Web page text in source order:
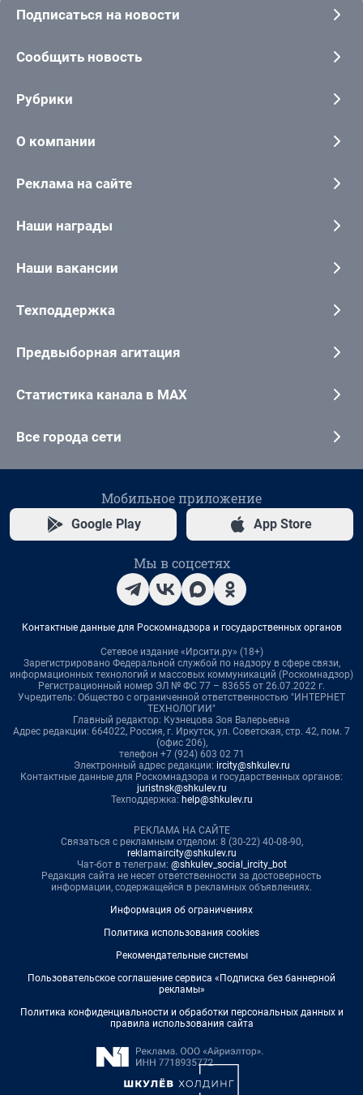
Подписаться на новости
Сообщить новость
Рубрики
О компании
Реклама на сайте
Наши награды
Наши вакансии
Техподдержка
Предвыборная агитация
Статистика канала в MAX
Все города сети
Мобильное приложение
Google Play App Store
Мы в соцсетях
Контактные данные для Роскомнадзора и государственных органов
Сетевое издание «Ирсити.ру» (18+)
Зарегистрировано Федеральной службой по надзору в сфере связи,
информационных технологий и массовых коммуникаций (Роскомнадзор)
Регистрационный номер ЭЛ № ФС 77 – 83655 от 26.07.2022 г.
Учредитель: Общество с ограниченной ответственностью "ИНТЕРНЕТ
ТЕХНОЛОГИИ"
Главный редактор: Кузнецова Зоя Валерьевна
Адрес редакции: 664022, Россия, г. Иркутск, ул. Советская, стр. 42, пом. 7
(офис 206),
телефон +7 (924) 603 02 71
Электронный адрес редакции: ircity@shkulev.ru
Контактные данные для Роскомнадзора и государственных органов:
juristnsk@shkulev.ru
Техподдержка: help@shkulev.ru
РЕКЛАМА НА САЙТЕ
Связаться с рекламным отделом: 8 (30-22) 40-08-90,
reklamaircity@shkulev.ru
Чат-бот в телеграм: @shkulev_social_ircity_bot
Редакция сайта не несет ответственности за достоверность
информации, содержащейся в рекламных объявлениях.
Информация об ограничениях
Политика использования cookies
Рекомендательные системы
Пользовательское соглашение сервиса «Подписка без баннерной
рекламы»
Политика конфиденциальности и обработки персональных данных и
правила использования сайта